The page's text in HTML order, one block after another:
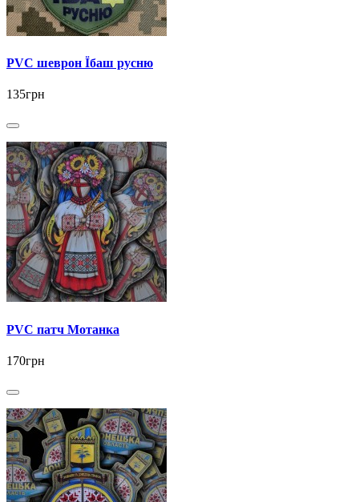
PVC шеврон Їбаш русню
135грн
PVC патч Мотанка
170грн